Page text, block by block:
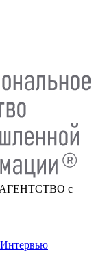
с
Интервью|